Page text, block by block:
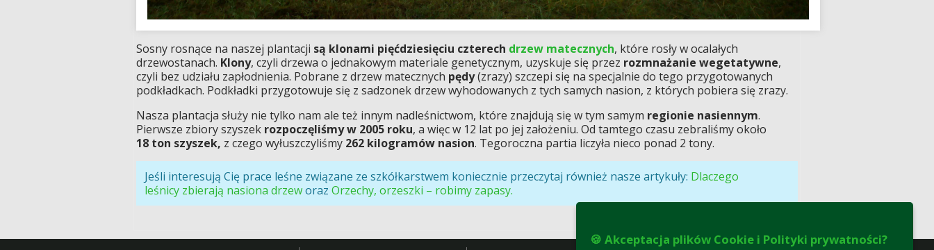
Sosny rosnące na naszej plantacji są klonami pięćdziesięciu czterech drzew matecznych, które rosły w ocalałych
drzewostanach. Klony, czyli drzewa o jednakowym materiale genetycznym, uzyskuje się przez rozmnażanie wegetatywne,
czyli bez udziału zapłodnienia. Pobrane z drzew matecznych pędy(zrazy) szczepi się na specjalnie do tego przygotowanych
podkładkach. Podkładki przygotowuje się z sadzonek drzew wyhodowanych z tych samych nasion, z których pobiera się zrazy.
Nasza plantacja służy nie tylko nam ale też innym nadleśnictwom, które znajdują się w tym samym regionie nasiennym.
Pierwsze zbiory szyszek rozpoczęliśmy w 2005 roku, a więc w 12 lat po jej założeniu. Od tamtego czasu zebraliśmy około
18 ton szyszek, z czego wyłuszczyliśmy 262 kilogramów nasion. Tegoroczna partia liczyła nieco ponad 2 tony.
Jeśli interesują Cię prace leśne związane ze szkółkarstwem koniecznie przeczytaj również nasze artykuły: Dlaczego
leśnicy zbierają nasiona drzeworaz Orzechy, orzeszki – robimy zapasy.
🍪 Akceptacja plików Cookie i Polityki prywatności?